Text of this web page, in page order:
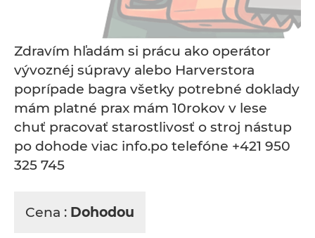
Zdravím hľadám si prácu ako operátor
vývoznéj súpravy alebo Harverstora
poprípade bagra všetky potrebné doklady
mám platné prax mám 10rokov v lese
chuť pracovať starostlivosť o stroj nástup
po dohode viac info.po telefóne +421 950
325 745
Cena : Dohodou